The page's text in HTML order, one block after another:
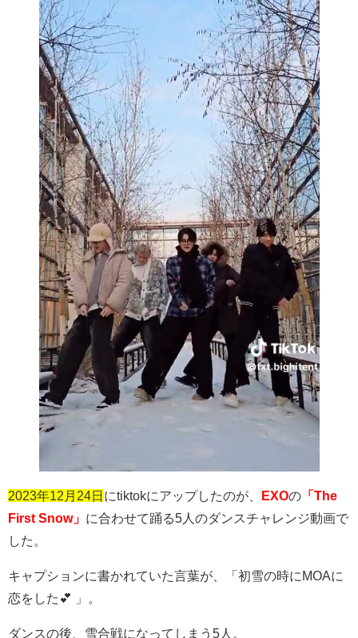
2023年12月24日にtiktokにアップしたのが、 EXOの 「The
First Snow」 に合わせて踊る5 人のダンスチャレンジ動画で
した。
キャプションに書かれていた言葉が、「初雪の時にMOAに
恋をした💕 」。
ダンスの後、雪合戦になってしまう 5 人。